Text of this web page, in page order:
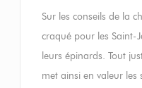
Sur les conseils de la
craqué pour les Saint-
leurs épinards. Tout
met ainsi en valeur les